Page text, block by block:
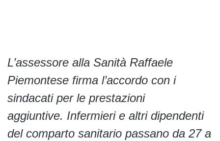
L’assessore alla Sanità Raffaele
Piemontese firma l’accordo con i
sindacati per le prestazioni
aggiuntive. Infermieri e altri dipendenti
del comparto sanitario passano da 27 a